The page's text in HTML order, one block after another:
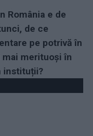
România e de
de ce
pe potrivă în
merituoși în
instituții?